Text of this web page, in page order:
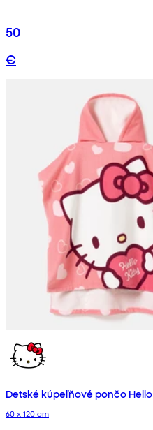
50
€
Detské kúpeľňové pončo
60 x 120 cm